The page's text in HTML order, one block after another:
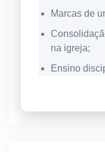
Marcas de
na igreja;
Ensino